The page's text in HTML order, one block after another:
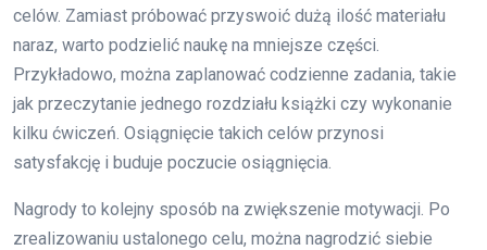
celów. Zamiast próbować przyswoić dużą ilość materiału
naraz, warto podzielić naukę na mniejsze części.
Przykładowo, można zaplanować codzienne zadania, takie
jak przeczytanie jednego rozdziału książki czy wykonanie
kilku ćwiczeń. Osiągnięcie takich celów przynosi
satysfakcję i buduje poczucie osiągnięcia.
Nagrody to kolejny sposób na zwiększenie motywacji. Po
zrealizowaniu ustalonego celu, można nagrodzić siebie